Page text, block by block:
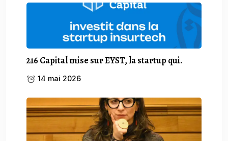
216 Capital mise sur EYST, la startup qui.
14 mai 2026